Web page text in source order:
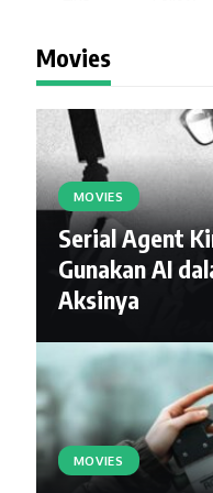
Movies
MOVIES
Serial Agent
Gunakan AI
Aksinya
MOVIES